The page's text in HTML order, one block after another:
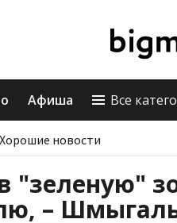
Афиша Все
Хорошие новости
"зеленую"
–